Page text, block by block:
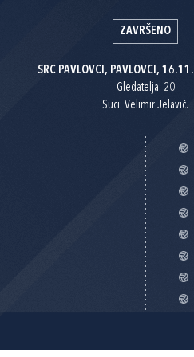
ZAVRŠENO
SRC PAVLOVCI, PAVLOVCI,
Gledatelja: 20
Suci: Velimir Jelavić.